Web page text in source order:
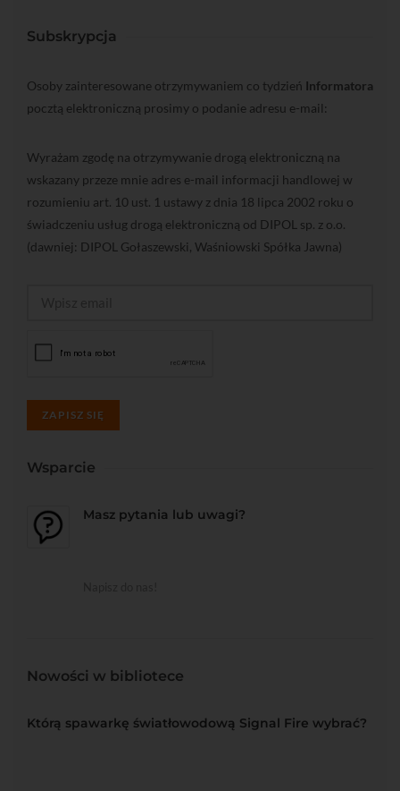
Subskrypcja
Osoby zainteresowane otrzymywaniem co tydzień Informatora
pocztą elektroniczną prosimy o podanie adresu e-mail:
Wyrażam zgodę na otrzymywanie drogą elektroniczną na
wskazany przeze mnie adres e-mail informacji handlowej w
rozumieniu art. 10 ust. 1 ustawy z dnia 18 lipca 2002 roku o
świadczeniu usług drogą elektroniczną od DIPOL sp. z o.o.
(dawniej: DIPOL Gołaszewski, Waśniowski Spółka Jawna)
ZAPISZ SIĘ
Wsparcie
Masz pytania lub uwagi?
Nowości w bibliotece
Którą spawarkę światłowodową Signal Fire wybrać?